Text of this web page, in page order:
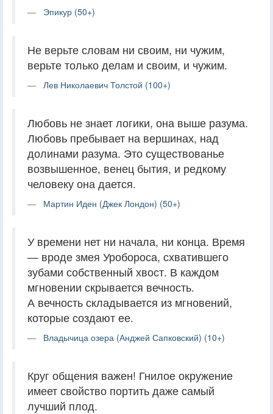
Эпикур (50+)
Не верьте словам ни своим, ни чужим,
верьте только делам и своим, и чужим.
Лев Николаевич Толстой (100+)
Любовь не знает логики, она выше разума.
Любовь пребывает на вершинах, над
долинами разума. Это существованье
возвышенное, венец бытия, и редкому
человеку она дается.
Мартин Иден (Джек Лондон) (50+)
У времени нет ни начала, ни конца. Время
— вроде змея Уробороса, схватившего
зубами собственный хвост. В каждом
мгновении скрывается вечность.
А вечность складывается из мгновений,
которые создают ее.
Владычица озера (Анджей Сапковский) (10+)
Круг общения важен! Гнилое окружение
имеет свойство портить даже самый
лучший плод.